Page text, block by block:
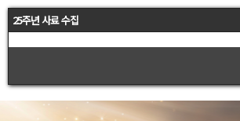
25주년 사료 수집